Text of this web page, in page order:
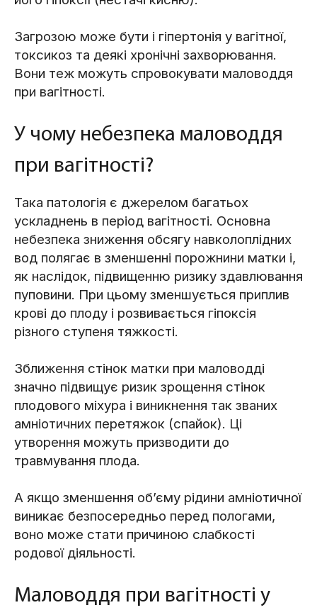
Загрозою може бути і гіпертонія у вагітної,
токсикоз та деякі хронічні захворювання.
Вони теж можуть спровокувати маловоддя
при вагітності.
У чому небезпека маловоддя
при вагітності?
Така патологія є джерелом багатьох
ускладнень в період вагітності. Основна
небезпека зниження обсягу навколоплідних
вод полягає в зменшенні порожнини матки і,
як наслідок, підвищенню ризику здавлювання
пуповини. При цьому зменшується приплив
крові до плоду і розвивається гіпоксія
різного ступеня тяжкості.
Зближення стінок матки при маловодді
значно підвищує ризик зрощення стінок
плодового міхура і виникнення так званих
амніотичних перетяжок (спайок). Ці
утворення можуть призводити до
травмування плода.
А якщо зменшення об’єму рідини амніотичної
виникає безпосередньо перед пологами,
воно може стати причиною слабкості
родової діяльності.
Маловоддя при вагітності у